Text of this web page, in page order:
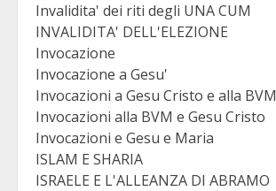
Invalidita' dei riti degli UNA CUM
INVALIDITA' DELL'ELEZIONE
Invocazione
Invocazione a Gesu'
Invocazioni a Gesu Cristo e alla BVM
Invocazioni alla BVM e Gesu Cristo
Invocazioni e Gesu e Maria
ISLAM E SHARIA
ISRAELE E L'ALLEANZA DI ABRAMO